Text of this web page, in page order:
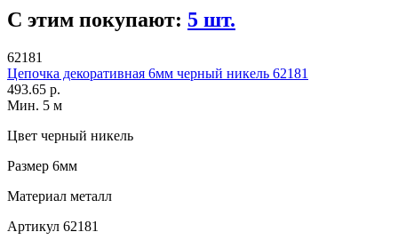
С этим покупают: 5 шт.
62181
Цепочка декоративная 6мм черный никель 62181
493.65 р.
Мин. 5 м
Цвет черный никель
Размер 6мм
Материал металл
Артикул 62181